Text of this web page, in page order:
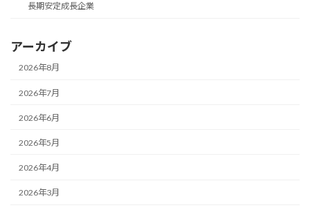
長期安定成長企業
アーカイブ
2026年8月
2026年7月
2026年6月
2026年5月
2026年4月
2026年3月